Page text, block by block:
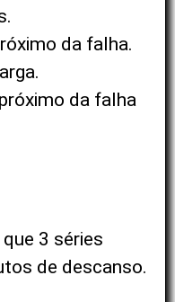
da falha.
da falha
3 séries
de descanso.